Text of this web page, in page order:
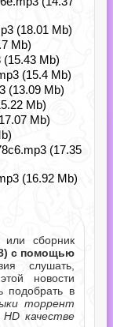
(18.01 Mb)
Mb)
Mb)
(15.4 Mb)
(13.09 Mb)
Mb)
Mb)
(17.35
(16.92 Mb)
или сборник
с помощью
слушать,
новости
подобрать в
торрент
качестве